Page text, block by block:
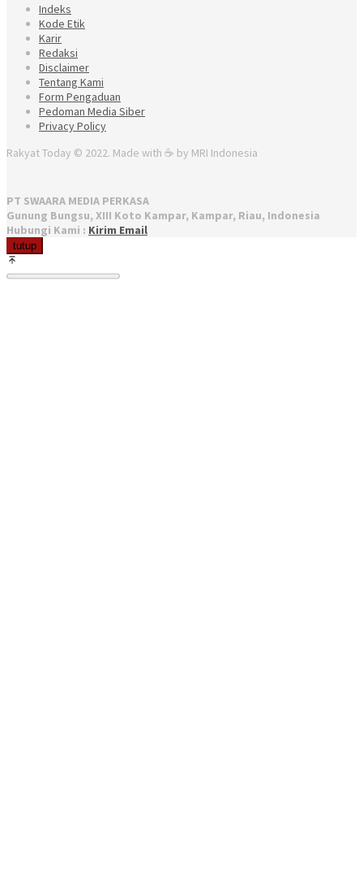
Indeks
Kode Etik
Karir
Redaksi
Disclaimer
Tentang Kami
Form Pengaduan
Pedoman Media Siber
Privacy Policy
Rakyat Today © 2022. Made with ☕ by MRI Indonesia
PT SWAARA MEDIA PERKASA
Gunung Bungsu, XIII Koto Kampar, Kampar, Riau, Indonesia
Hubungi Kami : Kirim Email
tutup